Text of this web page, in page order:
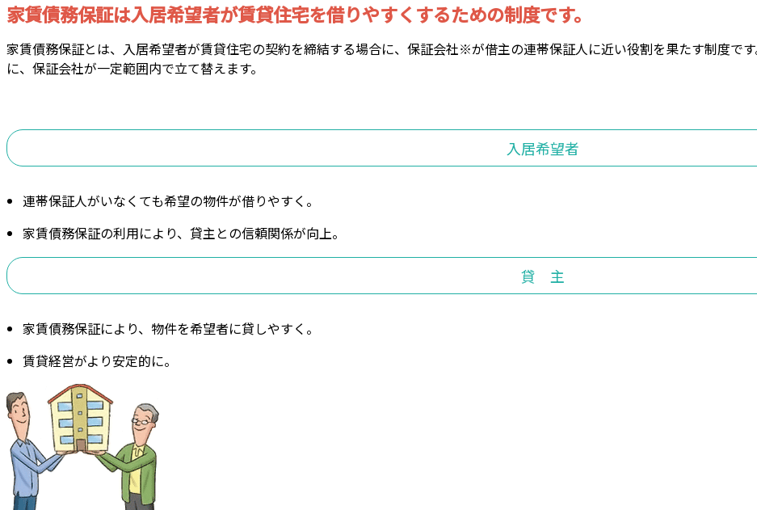
家賃債務保証は入居希望者が賃貸住宅を借りやすくするための制度です。
家賃債務保証とは、入居希望者が賃貸住宅の契約を締結する場合に、保証会社※が借主の連帯保証人に近い役割を果たす制度で
に、保証会社が一定範囲内で立て替えます。
入居希望者
連帯保証人がいなくても希望の物件が借りやすく。
家賃債務保証の利用により、貸主との信頼関係が向上。
貸 主
家賃債務保証により、物件を希望者に貸しやすく。
賃貸経営がより安定的に。